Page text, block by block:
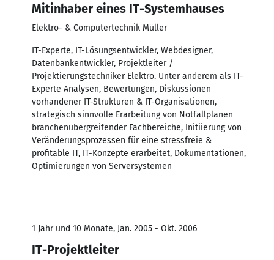
Mitinhaber eines IT-Systemhauses
Elektro- & Computertechnik Müller
IT-Experte, IT-Lösungsentwickler, Webdesigner,
Datenbankentwickler, Projektleiter /
Projektierungstechniker Elektro. Unter anderem als IT-
Experte Analysen, Bewertungen, Diskussionen
vorhandener IT-Strukturen & IT-Organisationen,
strategisch sinnvolle Erarbeitung von Notfallplänen
branchenübergreifender Fachbereiche, Initiierung von
Veränderungsprozessen für eine stressfreie &
profitable IT, IT-Konzepte erarbeitet, Dokumentationen,
Optimierungen von Serversystemen
1 Jahr und 10 Monate, Jan. 2005 - Okt. 2006
IT-Projektleiter